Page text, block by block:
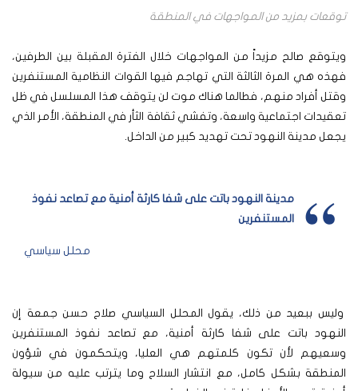
توقعات بمزيد من المواجهات في المنطقة
ويتوقع صالح مزيداً من المواجهات خلال الفترة المقبلة بين الطرفين،
فهذه هي المرة الثالثة التي تهاجم فيها القوات النظامية المستنفرين
وقتل أفراد منهم، فطالما هناك موت لن يتوقف هذا المسلسل في ظل
تعقيدات اجتماعية واسعة، وتفشي ثقافة الثأر في المنطقة، الأمر الذي
يجعل مدينة النهود تحت تهديد كبير من الداخل.
مدينة النهود باتت على شفا كارثة أمنية مع تصاعد نفوذ
المستنفرين
محلل سياسي
وليس ببعيد من ذلك، يقول المحلل السياسي صلاح حسن جمعة إن
النهود باتت على شفا كارثة أمنية، مع تصاعد نفوذ المستنفرين
وسعيهم لأن تكون كلمتهم هي العليا، ويتحكمون في شؤون
المنطقة بشكل كامل، مع انتشار السلاح وما يترتب عليه من سيولة